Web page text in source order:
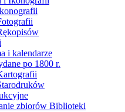
i kalendarze
po 1800 r.
zbiorów Biblioteki